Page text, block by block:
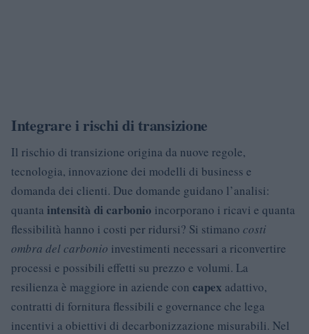
Integrare i rischi di transizione
Il rischio di transizione origina da nuove regole,
tecnologia, innovazione dei modelli di business e
domanda dei clienti. Due domande guidano l’analisi:
quanta intensità di carbonio incorporano i ricavi e quanta
flessibilità hanno i costi per ridursi? Si stimano costi
ombra del carbonio investimenti necessari a riconvertire
processi e possibili effetti su prezzo e volumi. La
resilienza è maggiore in aziende con capex adattivo,
contratti di fornitura flessibili e governance che lega
incentivi a obiettivi di decarbonizzazione misurabili. Nel